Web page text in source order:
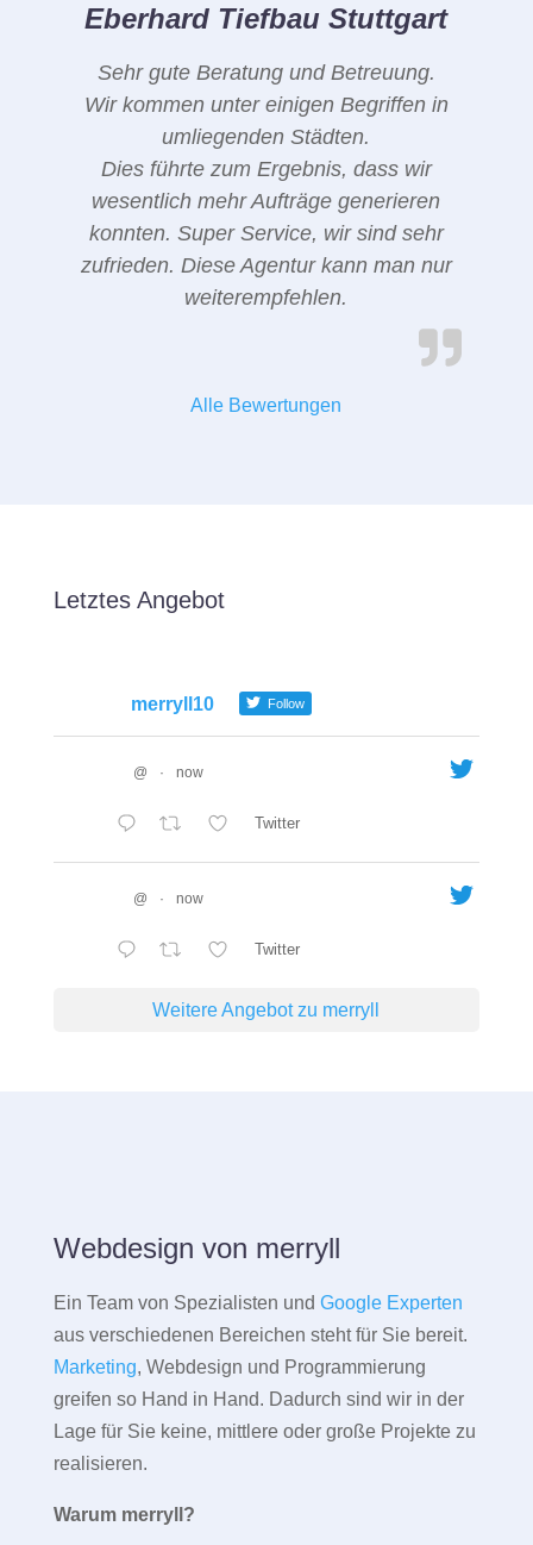
Eberhard Tiefbau Stuttgart
Sehr gute Beratung und Betreuung.
Wir kommen unter einigen Begriffen in
umliegenden Städten.
Dies führte zum Ergebnis, dass wir
wesentlich mehr Aufträge generieren
konnten. Super Service, wir sind sehr
zufrieden. Diese Agentur kann man nur
weiterempfehlen.
Alle Bewertungen
Letztes Angebot
merryll10 Follow
@ · now
Twitter
@ · now
Twitter
Weitere Angebot zu merryll
Webdesign von merryll
Ein Team von Spezialisten und Google Experten
aus verschiedenen Bereichen steht für Sie bereit.
Marketing, Webdesign und Programmierung
greifen so Hand in Hand. Dadurch sind wir in der
Lage für Sie keine, mittlere oder große Projekte zu
realisieren.
Warum merryll?